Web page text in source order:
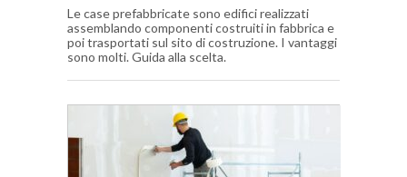
Le case prefabbricate sono edifici realizzati
assemblando componenti costruiti in fabbrica e
poi trasportati sul sito di costruzione. I vantaggi
sono molti. Guida alla scelta.